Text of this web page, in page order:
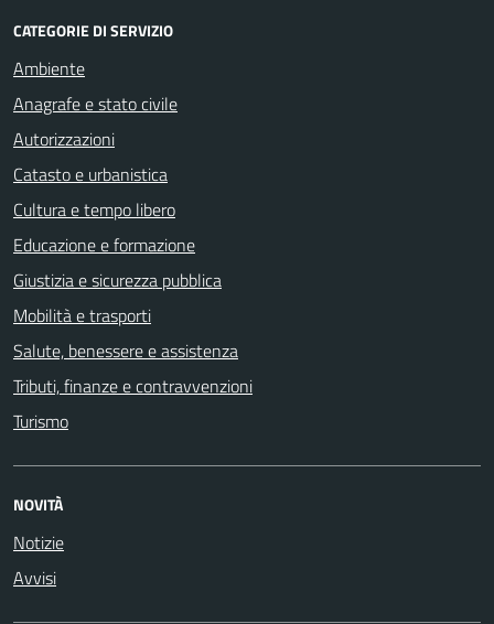
CATEGORIE DI SERVIZIO
Ambiente
Anagrafe e stato civile
Autorizzazioni
Catasto e urbanistica
Cultura e tempo libero
Educazione e formazione
Giustizia e sicurezza pubblica
Mobilità e trasporti
Salute, benessere e assistenza
Tributi, finanze e contravvenzioni
Turismo
NOVITÀ
Notizie
Avvisi